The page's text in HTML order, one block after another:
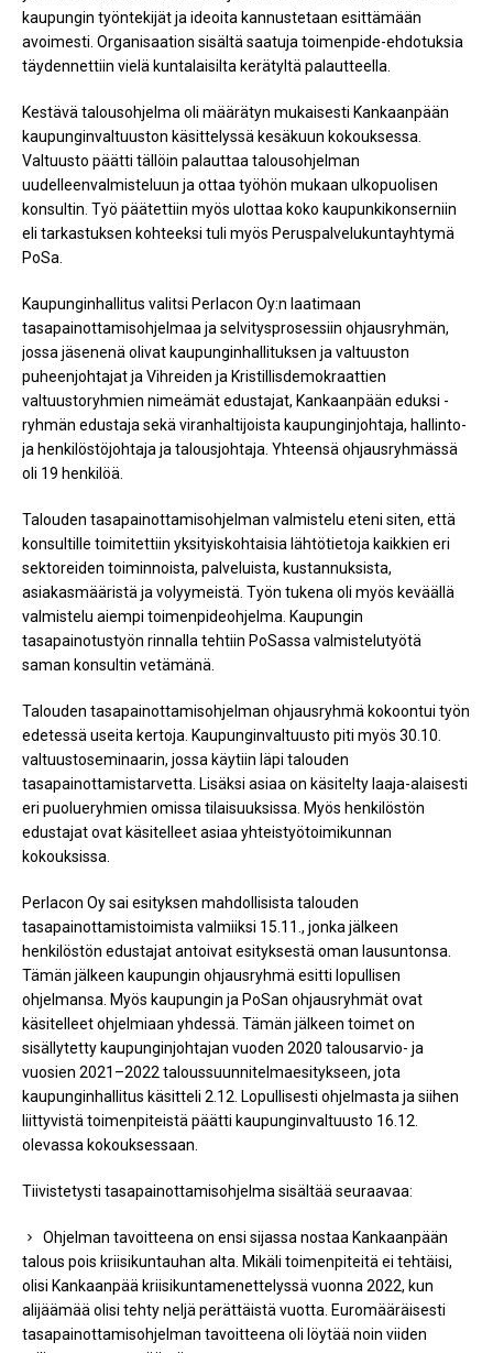
kaupungin työntekijät ja ideoita kannustetaan esittämään
avoimesti. Organisaation sisältä saatuja toimenpide-ehdotuksia
täydennettiin vielä kuntalaisilta kerätyltä palautteella.
Kestävä talousohjelma oli määrätyn mukaisesti Kankaanpään
kaupunginvaltuuston käsittelyssä kesäkuun kokouksessa.
Valtuusto päätti tällöin palauttaa talousohjelman
uudelleenvalmisteluun ja ottaa työhön mukaan ulkopuolisen
konsultin. Työ päätettiin myös ulottaa koko kaupunkikonserniin
eli tarkastuksen kohteeksi tuli myös Peruspalvelukuntayhtymä
PoSa.
Kaupunginhallitus valitsi Perlacon Oy:n laatimaan
tasapainottamisohjelmaa ja selvitysprosessiin ohjausryhmän,
jossa jäsenenä olivat kaupunginhallituksen ja valtuuston
puheenjohtajat ja Vihreiden ja Kristillisdemokraattien
valtuustoryhmien nimeämät edustajat, Kankaanpään eduksi -
ryhmän edustaja sekä viranhaltijoista kaupunginjohtaja, hallinto-
ja henkilöstöjohtaja ja talousjohtaja. Yhteensä ohjausryhmässä
oli 19 henkilöä.
Talouden tasapainottamisohjelman valmistelu eteni siten, että
konsultille toimitettiin yksityiskohtaisia lähtötietoja kaikkien eri
sektoreiden toiminnoista, palveluista, kustannuksista,
asiakasmääristä ja volyymeistä. Työn tukena oli myös keväällä
valmistelu aiempi toimenpideohjelma. Kaupungin
tasapainotustyön rinnalla tehtiin PoSassa valmistelutyötä
saman konsultin vetämänä.
Talouden tasapainottamisohjelman ohjausryhmä kokoontui työn
edetessä useita kertoja. Kaupunginvaltuusto piti myös 30.10.
valtuustoseminaarin, jossa käytiin läpi talouden
tasapainottamistarvetta. Lisäksi asiaa on käsitelty laaja-alaisesti
eri puolueryhmien omissa tilaisuuksissa. Myös henkilöstön
edustajat ovat käsitelleet asiaa yhteistyötoimikunnan
kokouksissa.
Perlacon Oy sai esityksen mahdollisista talouden
tasapainottamistoimista valmiiksi 15.11., jonka jälkeen
henkilöstön edustajat antoivat esityksestä oman lausuntonsa.
Tämän jälkeen kaupungin ohjausryhmä esitti lopullisen
ohjelmansa. Myös kaupungin ja PoSan ohjausryhmät ovat
käsitelleet ohjelmiaan yhdessä. Tämän jälkeen toimet on
sisällytetty kaupunginjohtajan vuoden 2020 talousarvio- ja
vuosien 2021–2022 taloussuunnitelmaesitykseen, jota
kaupunginhallitus käsitteli 2.12. Lopullisesti ohjelmasta ja siihen
liittyvistä toimenpiteistä päätti kaupunginvaltuusto 16.12.
olevassa kokouksessaan.
Tiivistetysti tasapainottamisohjelma sisältää seuraavaa:
Ohjelman tavoitteena on ensi sijassa nostaa Kankaanpään
talous pois kriisikuntauhan alta. Mikäli toimenpiteitä ei tehtäisi,
olisi Kankaanpää kriisikuntamenettelyssä vuonna 2022, kun
alijäämää olisi tehty neljä perättäistä vuotta. Euromääräisesti
tasapainottamisohjelman tavoitteena oli löytää noin viiden